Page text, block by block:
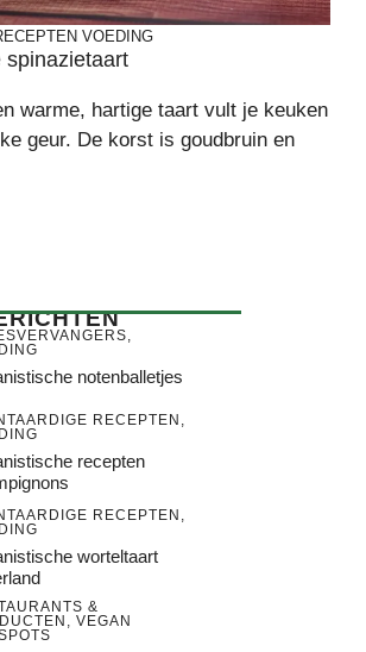
VOEDING
spinazietaart
warme, hartige taart vult je keuken
geur. De korst is goudbruin en
,
notenballetjes
RECEPTEN ,
recepten
RECEPTEN ,
worteltaart
&
, VEGAN